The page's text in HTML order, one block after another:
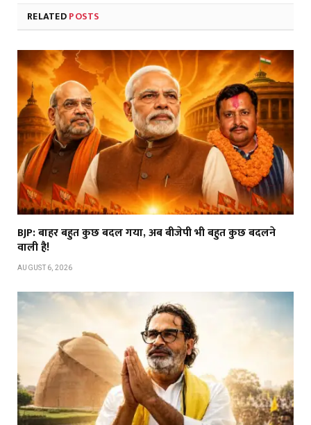
RELATEDPOSTS
BJP: बाहर बहुत कुछ बदल गया, अब बीजेपी भी बहुत कुछ बदलने
वाली है!
AUGUST 6, 2026